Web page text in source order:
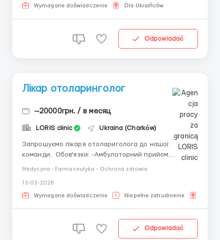
Wymagane doświadczenie Dla Ukraińców
Odpowiadać
Лікар отоларинголог
~20000грн. / в месяц
LORIS clinic Ukraina (Charków)
​​​Запрошуємо лікаря отолариголога до нашої
команди. Обов'язки: -Амбулаторний прийом
ведення медичної документації Вимоги: - Вища
медична освіта - Досвід роботи в...
Medycyna - Farmaceutyka - Ochrona zdrowia
13-03-2026
Wymagane doświadczenie Niepełne zatrudnienie
Odpowiadać